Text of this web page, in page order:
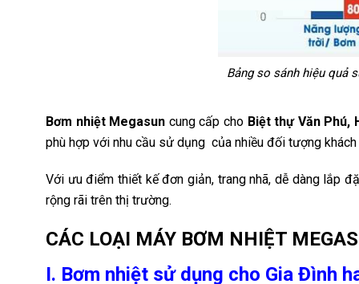
Bảng so sánh hiệu quả
Bơm nhiệt Megasun cung cấp cho Biệt thự Văn Phú,
phù hợp với nhu cầu sử dụng của nhiều đối tượng
Với ưu điểm thiết kế đơn giản, trang nhã, dễ dàng lắp
rộng rãi trên thị trường.
CÁC LOẠI MÁY BƠM NHIỆT
I. Bơm nhiệt sử dụng cho Gia Đình